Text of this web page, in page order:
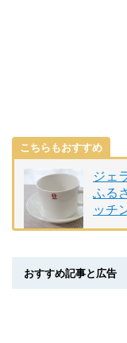
こちらもおすすめ
ジェ
ふる
ッチ
おすすめ記事と広告